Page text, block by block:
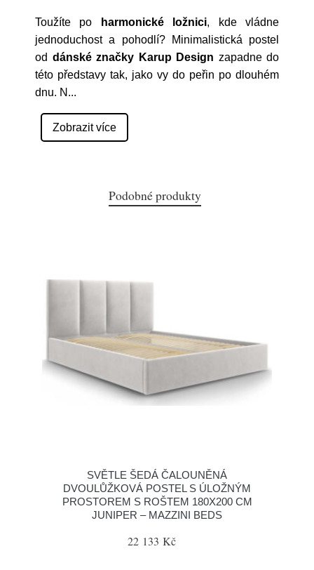
Toužíte po harmonické ložnici, kde vládne
jednoduchost a pohodlí? Minimalistická postel
od dánské značky Karup Design zapadne do
této představy tak, jako vy do peřin po dlouhém
dnu. N ...
Zobrazit více
Podobné produkty
SVĚTLE ŠEDÁ ČALOUNĚNÁ
DVOULŮŽKOVÁ POSTEL S ÚLOŽNÝM
PROSTOREM S ROŠTEM 180X200 CM
JUNIPER – MAZZINI BEDS
22 133 Kč